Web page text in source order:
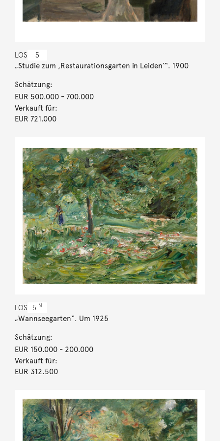
LOS 5
„Studie zum ,Restaurationsgarten in Leiden‘“. 1900
Schätzung:
EUR 500.000- 700.000
Verkauft für:
EUR 721.000
LOS 5 N
„Wannseegarten“. Um 1925
Schätzung:
EUR 150.000- 200.000
Verkauft für:
EUR 312.500